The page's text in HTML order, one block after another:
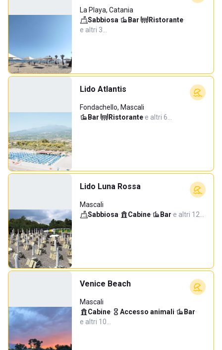
La Playa, Catania
Sabbiosa· Bar· Ristorante·
e altri 3…
Lido Atlantis
Fondachello, Mascali
Bar· Ristorante·e altri 6…
Lido Luna Rossa
Mascali
Sabbiosa· Cabine· Bar·e altri 12…
Venice Beach
Mascali
Cabine· Accesso animali· Bar·
e altri 10…